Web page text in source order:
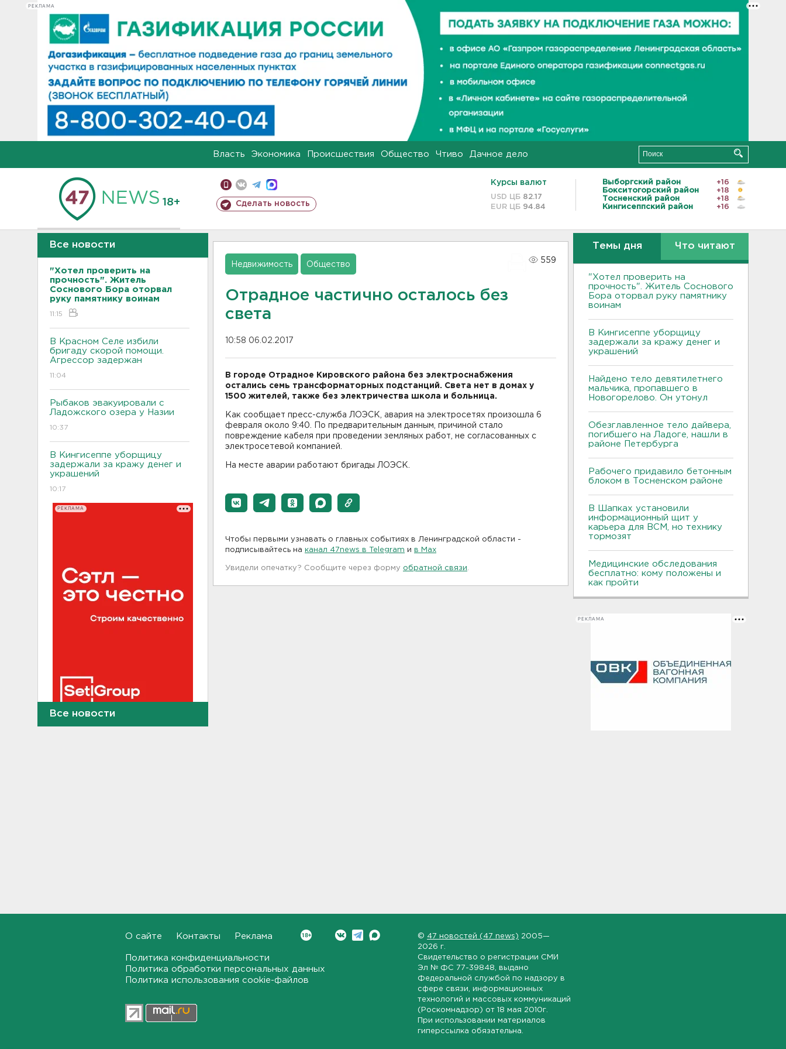
РЕКЛАМА
Власть Экономика Происшествия Общество Чтиво Дачное дело
18+ Сделать новость
Курсы валют
USD ЦБ 82.17
EUR ЦБ 94.84
Выборгский район
+16
Бокситогорский район
+18
Тосненский район
+18
Кингисеппский район
+16
Все новости
"Хотел проверить на
прочность". Житель
Соснового Бора оторвал
руку памятнику воинам
11:15
В Красном Селе избили
бригаду скорой помощи.
Агрессор задержан
11:04
Рыбаков эвакуировали с
Ладожского озера у Назии
10:37
В Кингисеппе уборщицу
задержали за кражу денег и
украшений
10:17
РЕКЛАМА
не появилось безопасных для
Журналистку Гордееву*
хотят объявить в розыск.
Подозревают в фейках об
Все новости
Недвижимость Общество
559
Отрадное частично осталось без
света
10:58 06.02.2017
В городе Отрадное Кировского района без электроснабжения
остались семь трансформаторных подстанций. Света нет в домах у
1500 жителей, также без электричества школа и больница.
Как сообщает пресс-служба ЛОЭСК, авария на электросетях произошла 6
февраля около 9:40. По предварительным данным, причиной стало
повреждение кабеля при проведении земляных работ, не согласованных с
электросетевой компанией.
На месте аварии работают бригады ЛОЭСК.
Чтобы первыми узнавать о главных событиях в Ленинградской области -
подписывайтесь на канал 47news в Telegram и в Maх
Увидели опечатку? Сообщите через форму обратной связи
Темы дня Что читают
"Хотел проверить на
прочность". Житель Соснового
Бора оторвал руку памятнику
воинам
В Кингисеппе уборщицу
задержали за кражу денег и
украшений
Найдено тело девятилетнего
мальчика, пропавшего в
Новогорелово. Он утонул
Обезглавленное тело дайвера,
погибшего на Ладоге, нашли в
районе Петербурга
Рабочего придавило бетонным
блоком в Тосненском районе
В Шапках установили
информационный щит у
карьера для ВСМ, но технику
тормозят
Медицинские обследования
бесплатно: кому положены и
как пройти
РЕКЛАМА
О сайте Контакты Реклама
Политика конфиденциальности
Политика обработки персональных данных
Политика использования cookie-файлов
© 47 новостей (47 news) 2005—
2026 г.
Свидетельство о регистрации СМИ
Эл № ФС 77-39848 , выдано
Федеральной службой по надзору в
сфере связи, информационных
технологий и массовых коммуникаций
(Роскомнадзор) от 18 мая 2010г.
При использовании материалов
гиперссылка обязательна.